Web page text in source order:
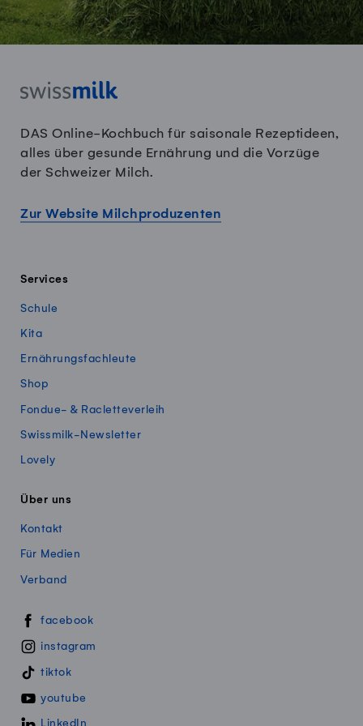
DAS Online-Kochbuch für saisonale Rezeptideen,
alles über gesunde Ernährung und die Vorzüge
der Schweizer Milch.
Zur Website Milchproduzenten
Services
Schule
Kita
Ernährungsfachleute
Shop
Fondue- & Racletteverleih
Swissmilk-Newsletter
Lovely
Über uns
Kontakt
Für Medien
Verband
Swissmillk auf Social Media
facebook
instagram
tiktok
youtube
LinkedIn